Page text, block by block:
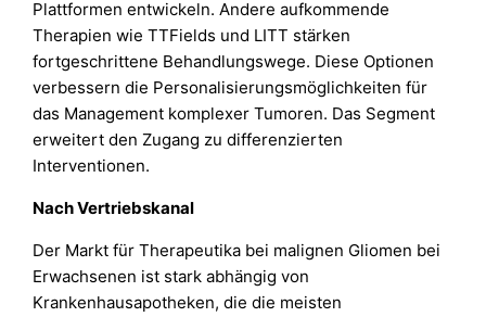
Plattformen entwickeln. Andere aufkommende
Therapien wie TTFields und LITT stärken
fortgeschrittene Behandlungswege. Diese Optionen
verbessern die Personalisierungsmöglichkeiten für
das Management komplexer Tumoren. Das Segment
erweitert den Zugang zu differenzierten
Interventionen.
Nach Vertriebskanal
Der Markt für Therapeutika bei malignen Gliomen bei
Erwachsenen ist stark abhängig von
Krankenhausapotheken, die die meisten